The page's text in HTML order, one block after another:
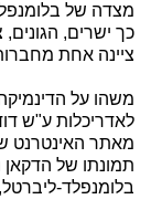
מצדה של
כך ישרים, הגונים,
ציינה אחת
משהו על
לאדריכלות ע"ש
מאתר האינטרנט
תמונתו של הדקאן
בלומנפלד-